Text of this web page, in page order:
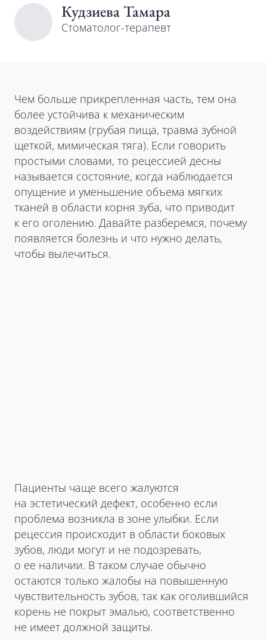
Кудзиева Тамара
Cтоматолог-терапевт
Чем больше прикрепленная часть, тем она
более устойчива к механическим
воздействиям (грубая пища, травма зубной
щеткой, мимическая тяга). Если говорить
простыми словами, то рецессией десны
называется состояние, когда наблюдается
опущение и уменьшение объема мягких
тканей в области корня зуба, что приводит
к его оголению. Давайте разберемся, почему
появляется болезнь и что нужно делать,
чтобы вылечиться.
Пациенты чаще всего жалуются
на эстетический дефект, особенно если
проблема возникла в зоне улыбки. Если
рецессия происходит в области боковых
зубов, люди могут и не подозревать,
о ее наличии. В таком случае обычно
остаются только жалобы на повышенную
чувствительность зубов, так как оголившийся
корень не покрыт эмалью, соответственно
не имеет должной защиты.